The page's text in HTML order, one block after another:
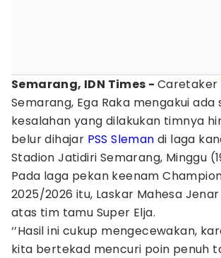
Semarang, IDN Times - Caretaker
Semarang, Ega Raka mengakui ada
kesalahan yang dilakukan timnya
belur dihajar PSS Sleman di laga
Stadion Jatidiri Semarang, Minggu
Pada laga pekan keenam
2025/2026 itu, Laskar Mahesa
atas tim tamu Super Elja.
‘’Hasil ini cukup mengecewakan,
kita bertekad mencuri poin penuh